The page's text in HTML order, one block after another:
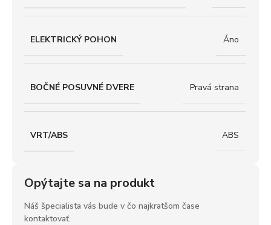
ELEKTRICKÝ POHON Áno
BOČNÉ POSUVNÉ DVERE Pravá strana
VRT/ABS ABS
Opýtajte sa na produkt
Náš špecialista vás bude v čo najkratšom čase
kontaktovať.